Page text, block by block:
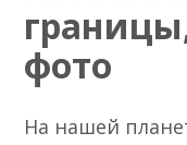
фото
На нашей